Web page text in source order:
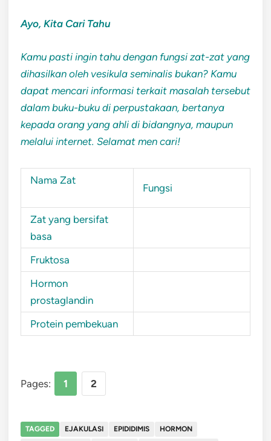
Ayo, Kita Cari Tahu
Kamu pasti ingin tahu dengan fungsi zat-zat yang
dihasilkan oleh vesikula seminalis bukan? Kamu
dapat mencari informasi terkait masalah tersebut
dalam buku-buku di perpustakaan, bertanya
kepada orang yang ahli di bidangnya, maupun
melalui internet. Selamat men cari!
Nama Zat
Fungsi
Zat yang bersifat
basa
Fruktosa
Hormon
prostaglandin
Protein pembekuan
Pages: 1 2
TAGGED EJAKULASI EPIDIDIMIS HORMON